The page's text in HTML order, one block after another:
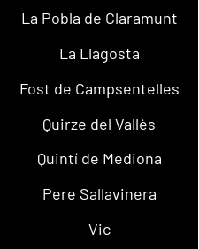
La Pobla de Claramunt
La Llagosta
Fost de Campsentelles
Quirze del Vallès
Quintí de Mediona
Pere Sallavinera
Vic